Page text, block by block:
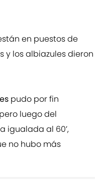
en puestos de
y los albiazules dieron
pudo por fin
luego del
igualada al 60’,
no hubo más